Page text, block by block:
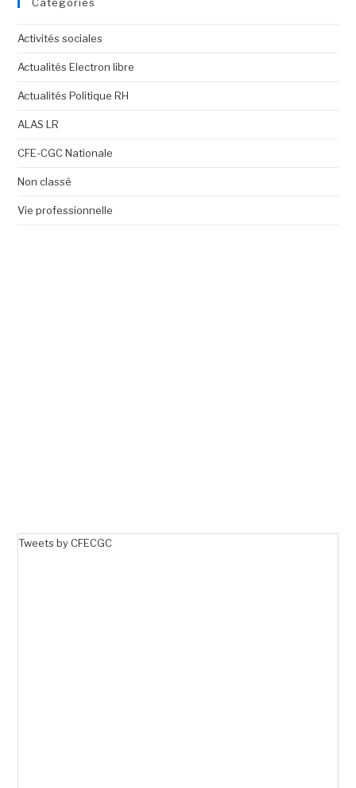
Activités sociales
Actualités Electron libre
Actualités Politique RH
ALAS LR
CFE-CGC Nationale
Non classé
Vie professionnelle
Tweets by CFECGC